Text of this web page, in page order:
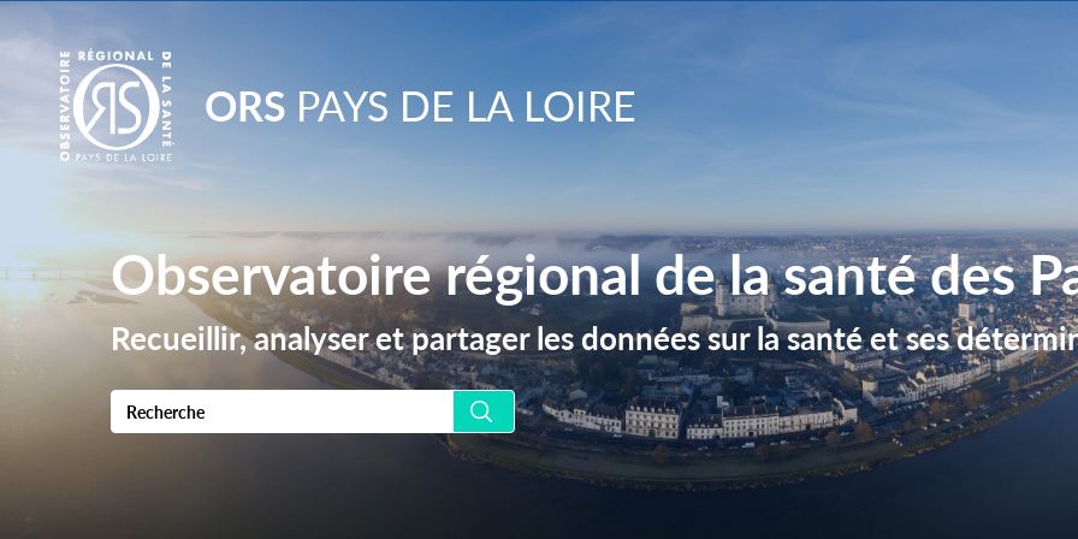
main
content
ORS PAYS DE LA LOIRE
Observatoire régional de la santé des
Recueillir, analyser et partager les données sur la santé et ses